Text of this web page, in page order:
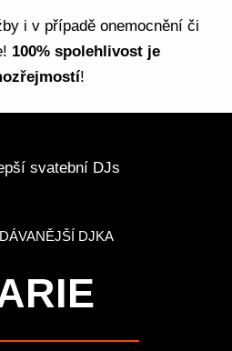
i v případě onemocnění či
100% spolehlivost je
!
svatební DJs
DJKA